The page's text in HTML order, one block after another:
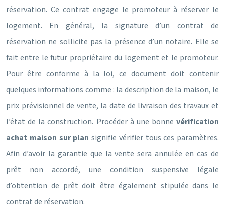
réservation. Ce contrat engage le promoteur à réserver le
logement. En général, la signature d’un contrat de
réservation ne sollicite pas la présence d’un notaire. Elle se
fait entre le futur propriétaire du logement et le promoteur.
Pour être conforme à la loi, ce document doit contenir
quelques informations comme : la description de la maison, le
prix prévisionnel de vente, la date de livraison des travaux et
l’état de la construction. Procéder à une bonne vérification
achat maison sur plan signifie vérifier tous ces paramètres.
Afin d’avoir la garantie que la vente sera annulée en cas de
prêt non accordé, une condition suspensive légale
d’obtention de prêt doit être également stipulée dans le
contrat de réservation.